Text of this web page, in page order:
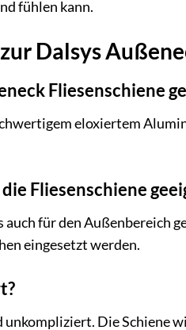
fühlen kann.
Dalsys
Fliesenschiene
eloxiertem
Fliesenschiene
für den Außenbereich
eingesetzt werden.
Die Schiene